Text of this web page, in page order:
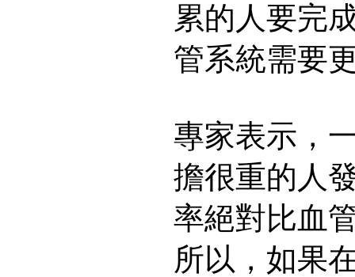
累的人要完
管系統需要
專家表示，
擔很重的人
率絕對比血
所以，如果